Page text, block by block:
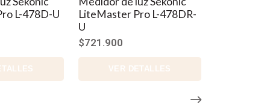
L-478D-U
LiteMaster Pro L-478DR-
U
$721.900
VER DETALLES